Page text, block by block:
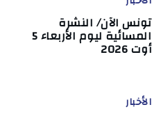
تونس الآن/ النشرة
المسائية ليوم الأربعاء 5
أوت 2026
الأخبار